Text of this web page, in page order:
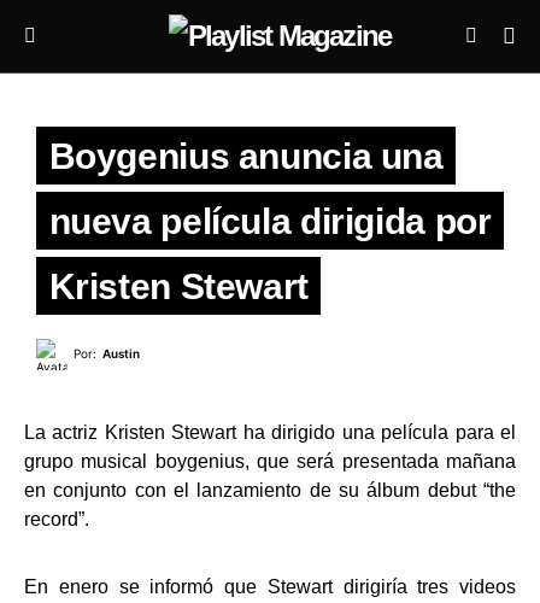
Boygenius anuncia una
nueva película dirigida por
Kristen Stewart
Por: Austin
La actriz Kristen Stewart ha dirigido una película para el
grupo musical boygenius, que será presentada mañana
en conjunto con el lanzamiento de su álbum debut “the
record”.
En enero se informó que Stewart dirigiría tres videos